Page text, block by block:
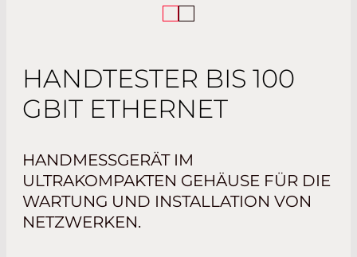
HANDTESTER BIS 100
GBIT ETHERNET
HANDMESSGERÄT IM
ULTRAKOMPAKTEN GEHÄUSE FÜR DIE
WARTUNG UND INSTALLATION VON
NETZWERKEN.